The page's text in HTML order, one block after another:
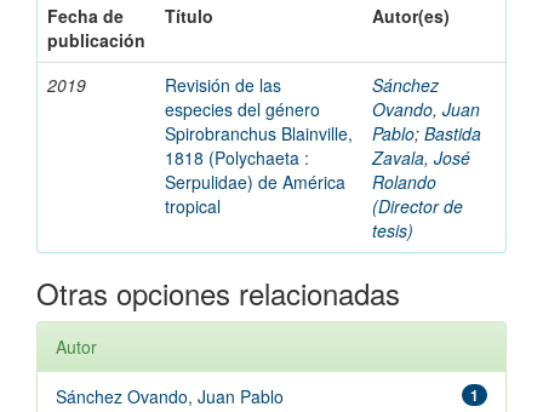
Fecha de
publicación
Título Autor(es)
2019
Revisión de las
especies del género
Spirobranchus Blainville,
1818 (Polychaeta :
Serpulidae) de América
tropical
Sánchez
Ovando, Juan
Pablo; Bastida
Zavala, José
Rolando
(Director de
tesis)
Otras opciones relacionadas
Autor
1
Sánchez Ovando, Juan Pablo